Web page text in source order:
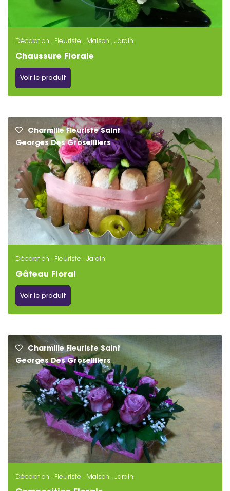
Décoration , Fleuriste , Maison , Jardin
Chaussure Florale
Voir le produit
Charmille Fleuriste Saint
Georges Des Groseilliers
Décoration , Fleuriste , Jardin
Gâteau Floral
Voir le produit
Charmille Fleuriste Saint
Georges Des Groseilliers
Décoration , Fleuriste , Maison , Jardin